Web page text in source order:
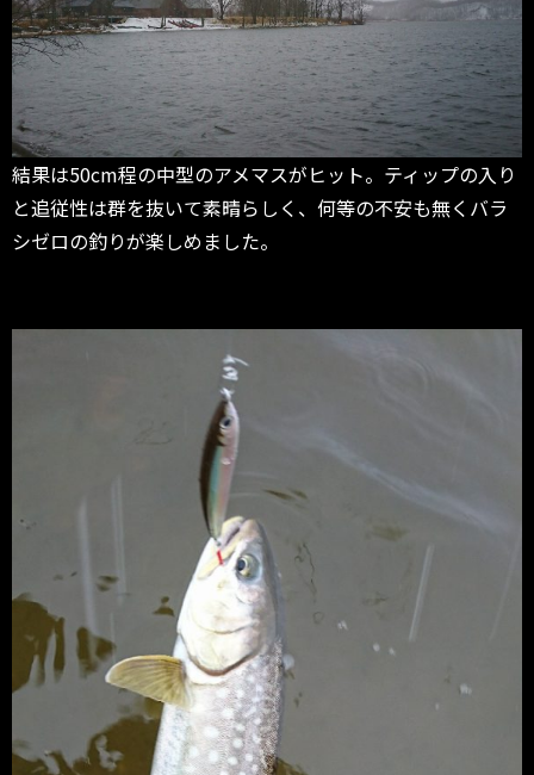
結果は50cm程の中型のアメマスがヒット。ティップの入り
と追従性は群を抜いて素晴らしく、何等の不安も無くバラ
シゼロの釣りが楽しめました。